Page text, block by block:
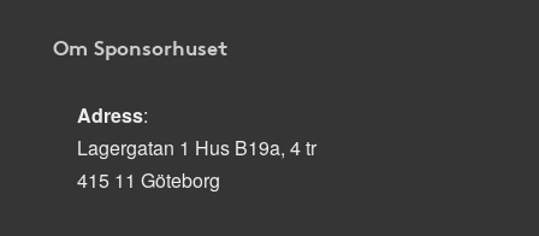
Om Sponsorhuset
Adress:
Lagergatan 1 Hus B19a, 4 tr
415 11 Göteborg